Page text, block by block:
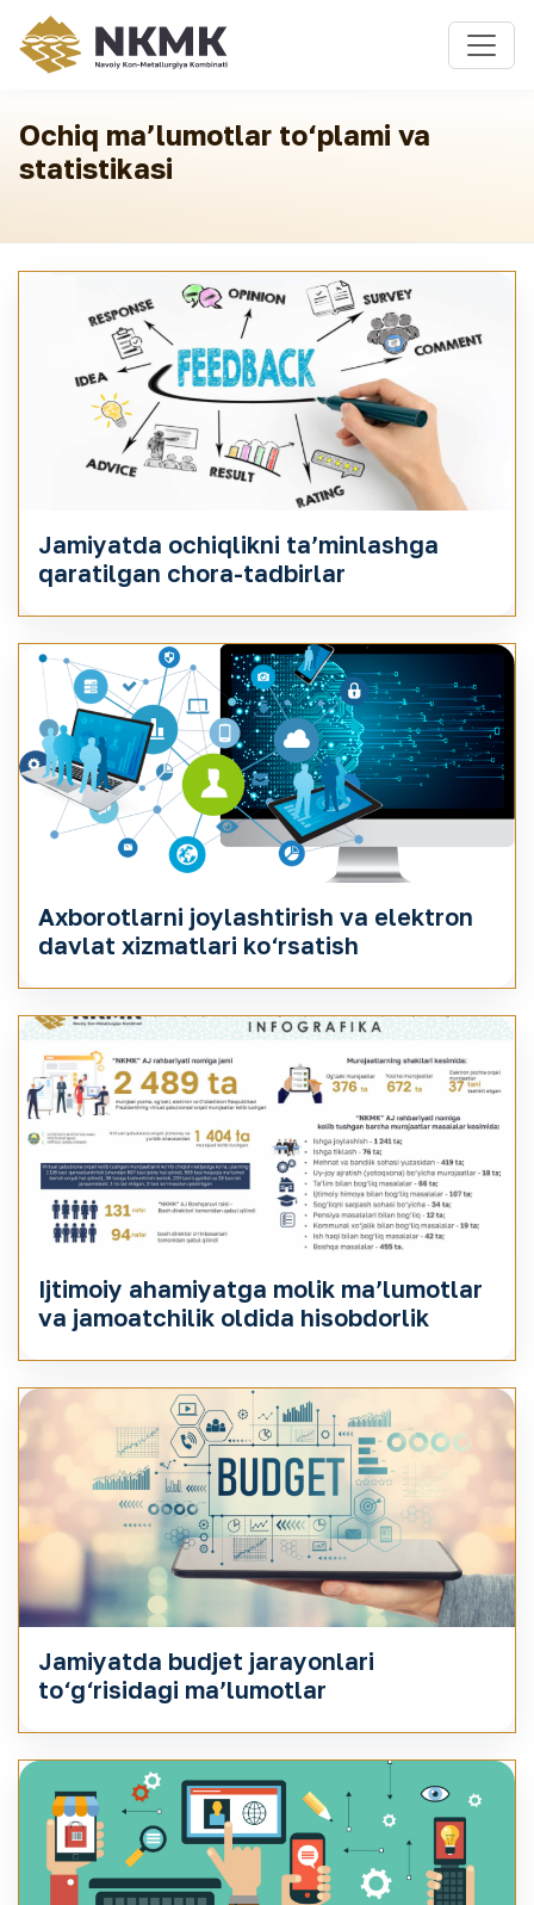
Ochiq ma’lumotlar to‘plami va
statistikasi
Jamiyatda ochiqlikni taʼminlashga
qaratilgan chora-tadbirlar
Axborotlarni joylashtirish va elektron
davlat xizmatlari ko‘rsatish
Ijtimoiy ahamiyatga molik maʼlumotlar
va jamoatchilik oldida hisobdorlik
Jamiyatda budjet jarayonlari
to‘g‘risidagi maʼlumotlar